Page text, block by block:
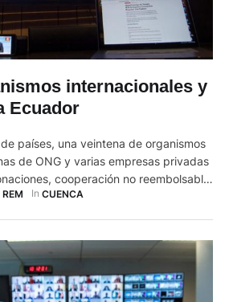
internacionales y
Ecuador
países, una veintena de organismos
de ONG y varias empresas privadas
cooperación no reembolsable
para enfrentar la pandemia del
REM In CUENCA